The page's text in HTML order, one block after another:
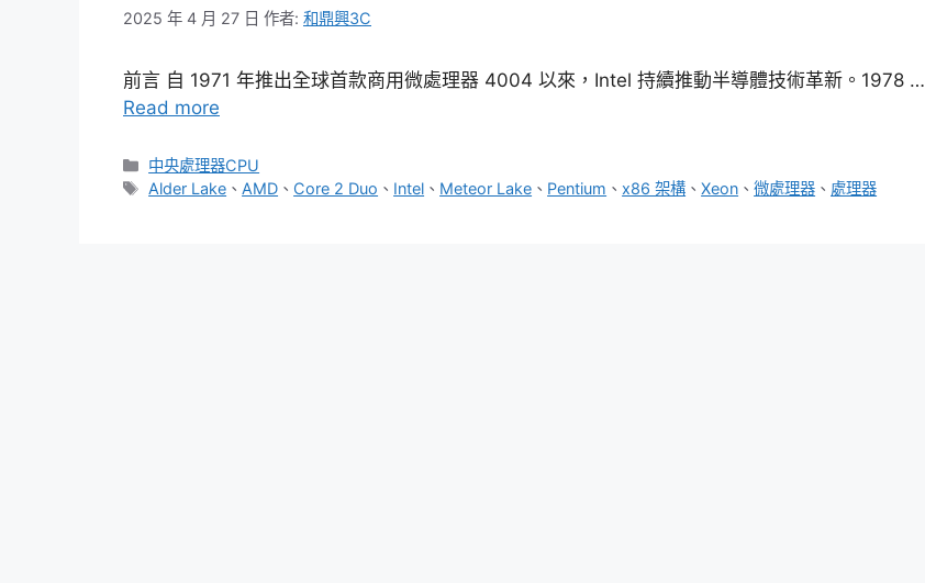
2025 年 4 月 27 日 作者: 和鼎興3C
前言 自 1971 年推出全球首款商用微處理器 4004 以來，Intel 持續推動半導體技術革新。1978 …
Read more
分
類
中央處理器CPU
標
Alder Lake 、 AMD 、 Core 2 Duo 、 Intel 、 Meteor Lake 、 Pentium 、x86 架構 、Xeon 、微處理器 、 處理器